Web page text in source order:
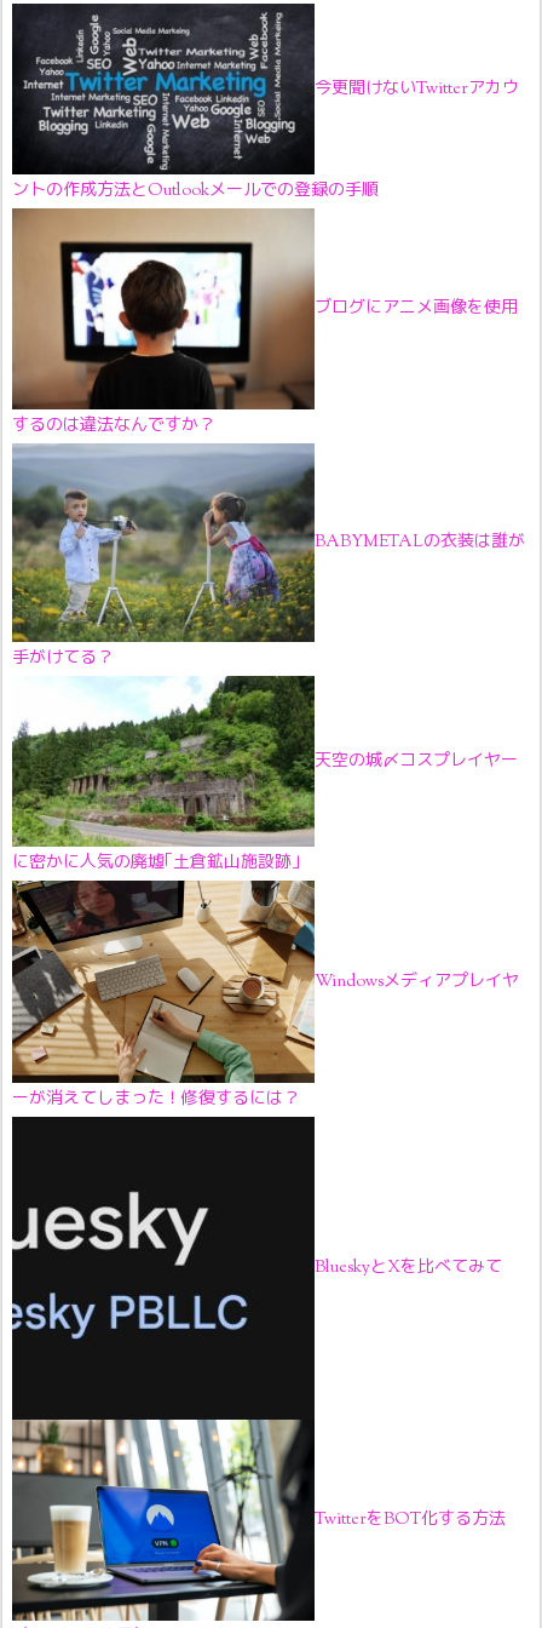
今更聞けないTwitterアカウ
ントの作成方法とOutlookメールでの登録の手順
ブログにアニメ画像を使用
するのは違法なんですか？
BABYMETALの衣装は誰が
手がけてる？
天空の城〆コスプレイヤー
に密かに人気の廃墟｢土倉鉱山施設跡｣
Windowsメディアプレイヤ
ーが消えてしまった！修復するには？
BlueskyとXを比べてみて
TwitterをBOT化する方法